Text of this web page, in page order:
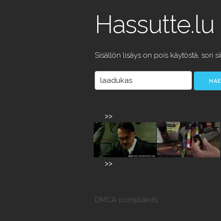
Hassutte.lu
Sisällön lisäys on pois käytöstä, sori
>>
>>
DMCA complaints